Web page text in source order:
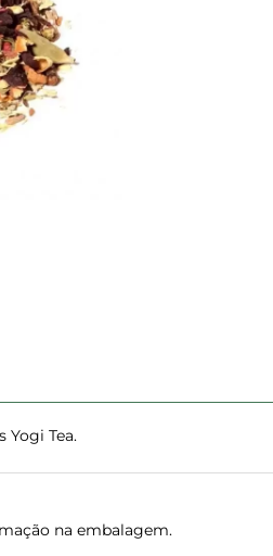
Yogi Tea.
na embalagem.